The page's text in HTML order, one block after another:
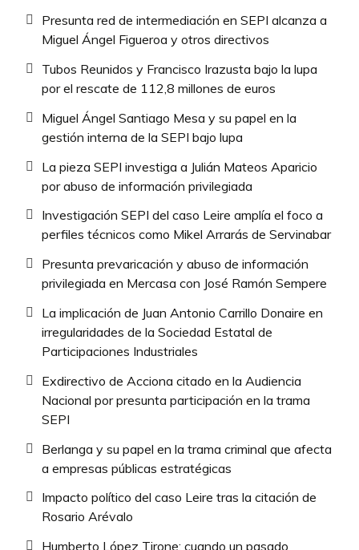
Presunta red de intermediación en SEPI alcanza a
Miguel Ángel Figueroa y otros directivos
Tubos Reunidos y Francisco Irazusta bajo la lupa
por el rescate de 112,8 millones de euros
Miguel Ángel Santiago Mesa y su papel en la
gestión interna de la SEPI bajo lupa
La pieza SEPI investiga a Julián Mateos Aparicio
por abuso de información privilegiada
Investigación SEPI del caso Leire amplía el foco a
perfiles técnicos como Mikel Arrarás de Servinabar
Presunta prevaricación y abuso de información
privilegiada en Mercasa con José Ramón Sempere
La implicación de Juan Antonio Carrillo Donaire en
irregularidades de la Sociedad Estatal de
Participaciones Industriales
Exdirectivo de Acciona citado en la Audiencia
Nacional por presunta participación en la trama
SEPI
Berlanga y su papel en la trama criminal que afecta
a empresas públicas estratégicas
Impacto político del caso Leire tras la citación de
Rosario Arévalo
Humberto López Tirone: cuando un pasado